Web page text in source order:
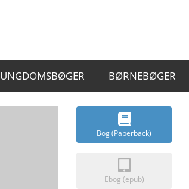
UNGDOMSBØGER BØRNEBØGER
Bog (Paperback)
Ebog (epub)